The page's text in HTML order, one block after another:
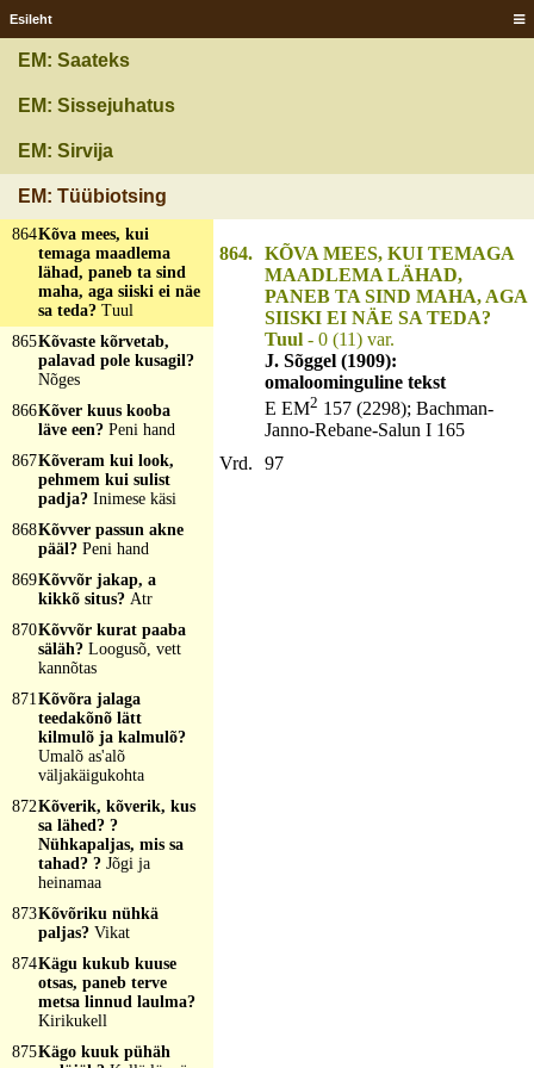
Esileht
EM: Saateks
EM: Sissejuhatus
EM: Sirvija
EM: Tüübiotsing
Kasevits
keeleta kostan?
mägi
kõnele?Vari
863 Kõrvetab, aga ei pane
põlema?Nõges
864Kõva mees, kui
temaga maadlema
lähad, paneb ta sind
maha, aga siiski ei näe
sa teda? Tuul
865Kõvaste kõrvetab,
palavad pole kusagil?
Nõges
866Kõver kuus kooba
läve een? Peni hand
867Kõveram kui look,
pehmem kui sulist
padja? Inimese käsi
868Kõvver passun akne
pääl? Peni hand
869Kõvvõr jakap, a
kikkõ situs? Atr
870Kõvvõr kurat paaba
säläh? Loogusõ, vett
kannõtas
871Kõvõra jalaga
teedakõnõ lätt
kilmulõ ja kalmulõ?
Umalõ as'alõ
väljakäigukohta
872Kõverik, kõverik, kus
sa lähed? ?
Nühkapaljas, mis sa
tahad? ? Jõgi ja
heinamaa
873Kõvõriku nühkä
paljas? Vikat
874Kägu kukub kuuse
otsas, paneb terve
metsa linnud laulma?
Kirikukell
875Kägo kuuk pühäh
864. KÕVA MEES, KUI TEMAGA
MAADLEMA LÄHAD,
PANEB TA SIND MAHA, AGA
SIISKI EI NÄE SA TEDA?
Tuul - 0 (11) var.
J. Sõggel (1909):
omaloominguline tekst
E EM2 157 (2298); Bachman-
Janno-Rebane-Salun I 165
Vrd.
97